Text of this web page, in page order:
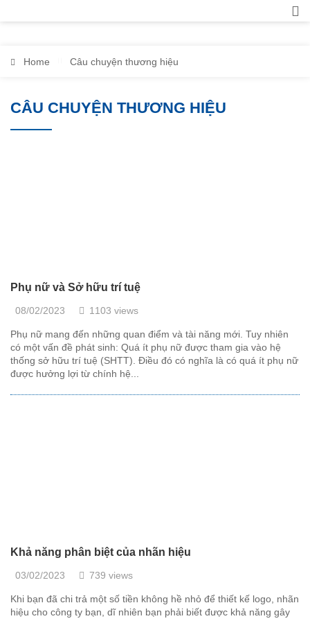
Home Câu chuyện thương hiệu
CÂU CHUYỆN THƯƠNG HIỆU
Phụ nữ và Sở hữu trí tuệ
08/02/2023 1103 views
Phụ nữ mang đến những quan điểm và tài năng mới. Tuy nhiên
có một vấn đề phát sinh: Quá ít phụ nữ được tham gia vào hệ
thống sở hữu trí tuệ (SHTT). Điều đó có nghĩa là có quá ít phụ nữ
được hưởng lợi từ chính hệ...
Khả năng phân biệt của nhãn hiệu
03/02/2023 739 views
Khi bạn đã chi trả một số tiền không hề nhỏ để thiết kế logo, nhãn
hiệu cho công ty bạn, dĩ nhiên bạn phải biết được khả năng gây